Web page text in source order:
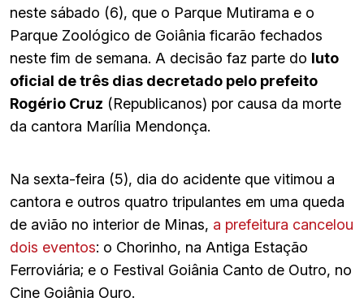
neste sábado (6), que o Parque Mutirama e o
Parque Zoológico de Goiânia ficarão fechados
neste fim de semana. A decisão faz parte do luto
oficial de três dias decretado pelo prefeito
Rogério Cruz (Republicanos) por causa da morte
da cantora Marília Mendonça.
Na sexta-feira (5), dia do acidente que vitimou a
cantora e outros quatro tripulantes em uma queda
de avião no interior de Minas, a prefeitura cancelou
dois eventos: o Chorinho, na Antiga Estação
Ferroviária; e o Festival Goiânia Canto de Outro, no
Cine Goiânia Ouro.